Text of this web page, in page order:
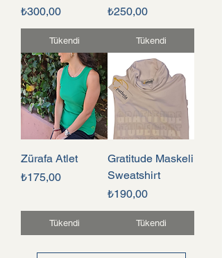
Fiyat
₺300,00
Tükendi
Fiyat
₺250,00
Tükendi
Zürafa Atlet
Fiyat
₺175,00
Tükendi
Gratitude Maskeli
Sweatshirt
Fiyat
₺190,00
Tükendi